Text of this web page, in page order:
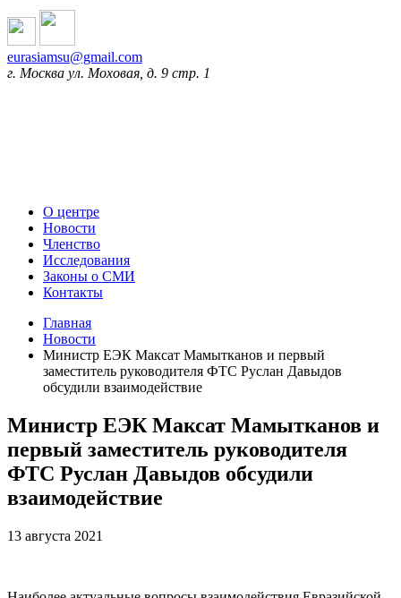
eurasiamsu@gmail.com
г. Москва ул. Моховая, д. 9 стр. 1
О центре
Новости
Членство
Исследования
Законы о СМИ
Контакты
Главная
Новости
Министр ЕЭК Максат Мамытканов и первый
заместитель руководителя ФТС Руслан Давыдов
обсудили взаимодействие
Министр ЕЭК Максат Мамытканов и
первый заместитель руководителя
ФТС Руслан Давыдов обсудили
взаимодействие
13 августа 2021